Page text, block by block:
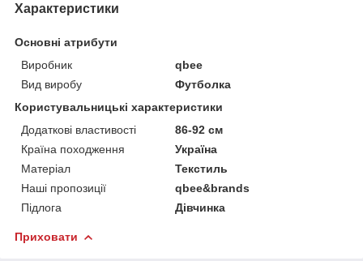
Характеристики
Основні атрибути
Виробник
qbee
Вид виробу
Футболка
Користувальницькі характеристики
Додаткові властивості
86-92 см
Країна походження
Україна
Матеріал
Текстиль
Наші пропозиції
qbee&brands
Підлога
Дівчинка
Приховати